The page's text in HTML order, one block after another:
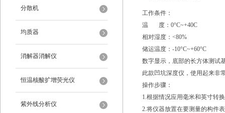
分散机
均质器
消解器消解仪
恒温核酸扩增荧光仪
紫外线分析仪
工作条件：
温 度：0°C~+40C
相对湿度：<80%
储运温度：-10°C~+60°C
数字显示，底部的长方体测试
此款凹坑深度仪，使用起来非
操作步骤：
1.根据情况应用毫米和英寸转
2.将仪器放置在要测量的构件